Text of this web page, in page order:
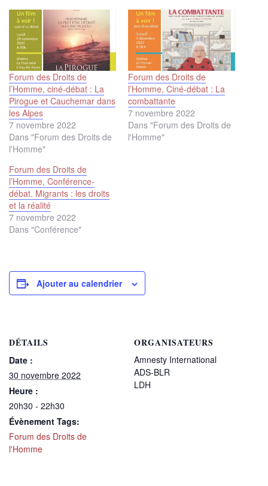
Forum des Droits de
l’Homme, ciné-débat : La
Pirogue et Cauchemar dans
les Alpes
7 novembre 2022
Dans "Forum des Droits de
l'Homme"
Forum des Droits de
l’Homme, Ciné-débat : La
combattante
7 novembre 2022
Dans "Forum des Droits de
l'Homme"
Forum des Droits de
l’Homme, Conférence-
débat. Migrants : les droits
et la réalité
7 novembre 2022
Dans "Conférence"
Ajouter au calendrier
DÉTAILS
Date :
30 novembre 2022
Heure :
20h30 - 22h30
Évènement Tags:
Forum des Droits de
l'Homme
ORGANISATEURS
Amnesty International
ADS-BLR
LDH